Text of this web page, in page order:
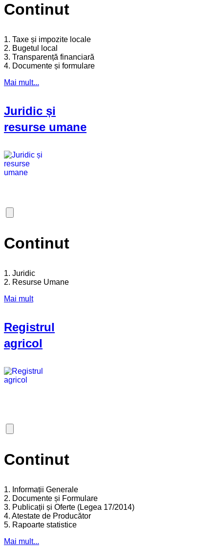
Continut
1. Taxe și impozite locale
2. Bugetul local
3. Transparență financiară
4. Documente și formulare
Mai mult...
Juridic și
resurse umane
Continut
1. Juridic
2. Resurse Umane
Mai mult
Registrul
agricol
Continut
1. Informații Generale
2. Documente și Formulare
3. Publicații și Oferte (Legea 17/2014)
4. Atestate de Producător
5. Rapoarte statistice
Mai mult...